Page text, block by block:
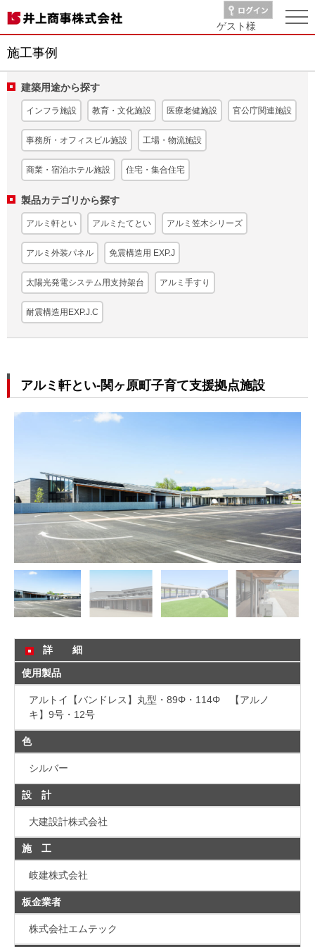
ゲスト様
施工事例
建築用途から探す
インフラ施設 教育・文化施設 医療老健施設 官公庁関連施設
事務所・オフィスビル施設 工場・物流施設
商業・宿泊ホテル施設 住宅・集合住宅
製品カテゴリから探す
アルミ軒とい アルミたてとい アルミ笠木シリーズ
アルミ外装パネル 免震構造用 EXP.J
太陽光発電システム用支持架台 アルミ手すり
耐震構造用EXP.J.C
アルミ軒とい-関ヶ原町子育て支援拠点施設
詳 細
使用製品
アルトイ【バンドレス】丸型・89Φ・114Φ 【アルノ
キ】9号・12号
色
シルバー
設 計
大建設計株式会社
施 工
岐建株式会社
板金業者
株式会社エムテック